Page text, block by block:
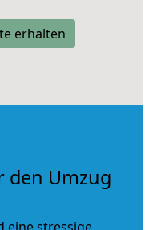
erhalten
den Umzug